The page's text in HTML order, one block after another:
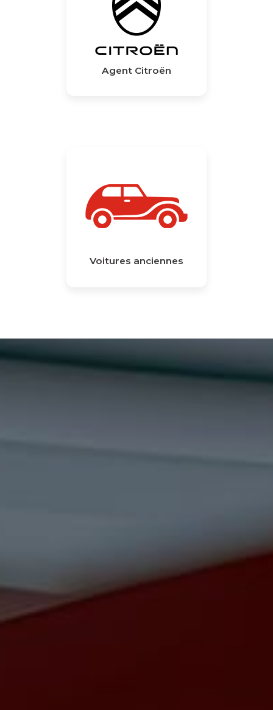
Agent Citroën
Voitures anciennes